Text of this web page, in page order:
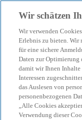
menu search
DORA-
Wir schätzen
Wir verwenden
Erlebnis zu bieten. Wir
für eine sichere
Daten zur Optimierung
damit wir Ihnen
Interessen
das Auslesen von
personenbezogenen
„Alle Cookies
Verwendung dieser